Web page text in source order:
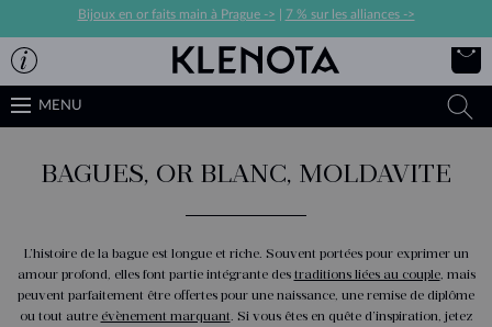
Bijoux en or faits main à Prague -> 7 % sur les alliances ->
MENU
BAGUES, OR BLANC, MOLDAVITE
L’histoire de la bague est longue et riche. Souvent portées pour exprimer un
amour profond, elles font partie intégrante des traditions liées au couple, mais
peuvent parfaitement être offertes pour une naissance, une remise de diplôme
ou tout autre évènement marquant. Si vous êtes en quête d’inspiration, jetez